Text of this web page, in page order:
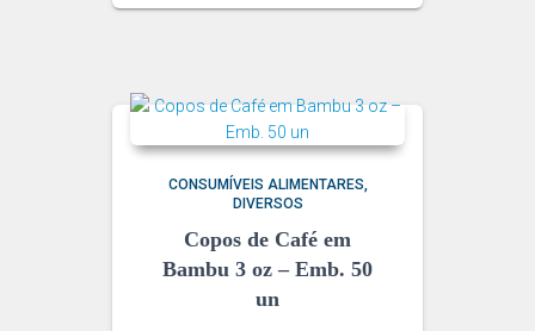
CONSUMÍVEIS ALIMENTARES
DIVERSOS
Copos de Café em
Bambu 3 oz – Emb. 50
un